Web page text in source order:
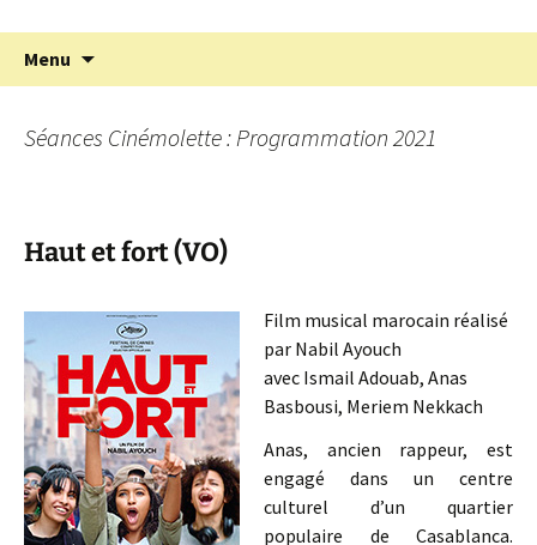
Menu
Séances Cinémolette : Programmation 2021
Haut et fort (VO)
Film musical marocain réalisé
par Nabil Ayouch
avec Ismail Adouab, Anas
Basbousi, Meriem Nekkach
Anas, ancien rappeur, est
engagé dans un centre
culturel d’un quartier
populaire de Casablanca.